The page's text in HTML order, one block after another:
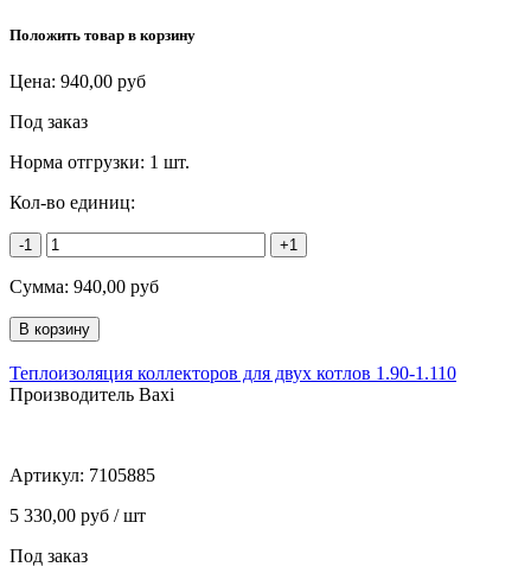
Положить товар в корзину
Цена: 940,00 руб
Под заказ
Норма отгрузки: 1 шт.
Кол-во единиц:
-1 +1
Сумма: 940,00 руб
Теплоизоляция коллекторов для двух котлов 1.90-1.110
Производитель Baxi
Артикул: 7105885
5 330,00 руб / шт
Под заказ